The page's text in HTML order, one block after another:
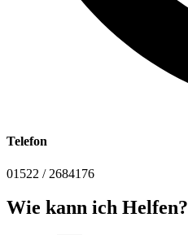
Telefon
01522 / 2684176
Wie kann ich Helfen?